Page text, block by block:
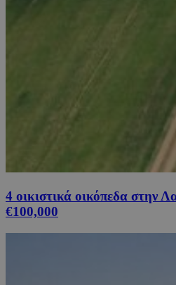
4 οικιστικά οικόπεδα στην
€100,000